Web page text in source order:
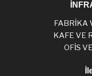
FABRİKA
KAFE VE
OFİS